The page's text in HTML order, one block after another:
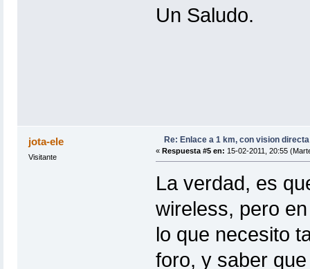
Un Saludo.
jota-ele
Visitante
Re: Enlace a 1 km, con vision
« Respuesta #5 en: 15-02-2011, 20:55
La verdad, es
wireless, pero
lo que necesito
foro, y saber